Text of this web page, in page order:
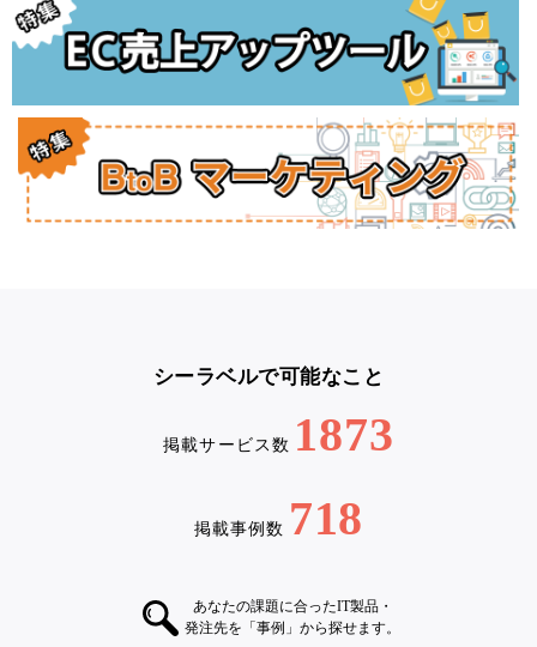
シーラベルで可能なこと
掲載サービス数 1873
掲載事例数 718
あなたの課題に合ったIT製品・
発注先を「事例」から探せます。